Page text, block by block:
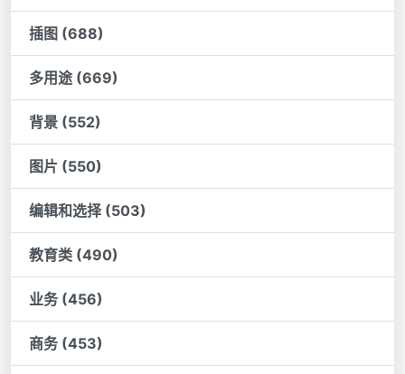
插图 (688)
多用途 (669)
背景 (552)
图片 (550)
编辑和选择 (503)
教育类 (490)
业务 (456)
商务 (453)